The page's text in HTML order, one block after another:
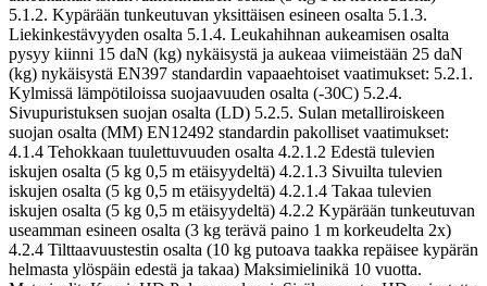
5.1.2. Kypärään tunkeutuvan yksittäisen esineen osalta 5.1.3.
Liekinkestävyyden osalta 5.1.4. Leukahihnan aukeamisen osalta
pysyy kiinni 15 daN (kg) nykäisystä ja aukeaa viimeistään 25 daN
(kg) nykäisystä EN397 standardin vapaaehtoiset vaatimukset: 5.2.1.
Kylmissä lämpötiloissa suojaavuuden osalta (-30C) 5.2.4.
Sivupuristuksen suojan osalta (LD) 5.2.5. Sulan metalliroiskeen
suojan osalta (MM) EN12492 standardin pakolliset vaatimukset:
4.1.4 Tehokkaan tuulettuvuuden osalta 4.2.1.2 Edestä tulevien
iskujen osalta (5 kg 0,5 m etäisyydeltä) 4.2.1.3 Sivuilta tulevien
iskujen osalta (5 kg 0,5 m etäisyydeltä) 4.2.1.4 Takaa tulevien
iskujen osalta (5 kg 0,5 m etäisyydeltä) 4.2.2 Kypärään tunkeutuvan
useamman esineen osalta (3 kg terävä paino 1 m korkeudelta 2x)
4.2.4 Tilttaavuustestin osalta (10 kg putoava taakka repäisee kypärän
helmasta ylöspäin edestä ja takaa) Maksimielinikä 10 vuotta.